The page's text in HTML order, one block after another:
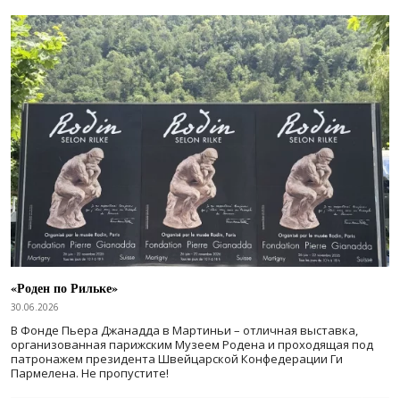
«Роден по Рильке»
30.06.2026
В Фонде Пьера Джанадда в Мартиньи – отличная выставка,
организованная парижским Музеем Родена и проходящая под
патронажем президента Швейцарской Конфедерации Ги
Пармелена. Не пропустите!